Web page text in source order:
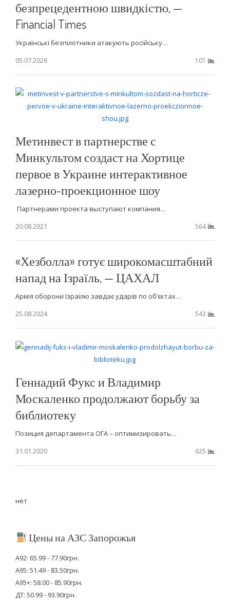
безпрецедентною швидкістю, —
Financial Times
Українські безпілотники атакують російську…
05.07.2026
101
Метинвест в партнерстве с
Минкультом создаст на Хортице
первое в Украине интерактивное
лазерно-проекционное шоу
Партнерами проекта выступают компания…
20.08.2021
564
«Хезболла» готує широкомасштабний
напад на Ізраїль, — ЦАХАЛ
Армія оборони Ізраїлю завдає ударів по об’єктах…
25.08.2024
543
Геннадий Фукс и Владимир
Москаленко продолжают борьбу за
библиотеку
Позиция департамента ОГА – оптимизировать…
31.01.2020
625
нет
Цены на АЗС Запорожья
А92: 65.99 - 77.90грн.
А95: 51.49 - 83.50грн.
А95+: 58.00 - 85.90грн.
ДТ: 50.99 - 93.90грн.